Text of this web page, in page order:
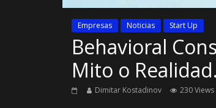
Empresas Noticias Start Up
Behavioral
Mito o Realidad.
Dimitar Kostadinov 230 Views